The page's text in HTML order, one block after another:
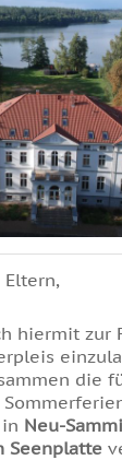
hiermit zur
die
Neu-
Seenplatte